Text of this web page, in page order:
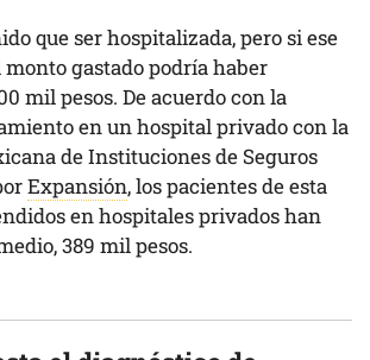
que ser hospitalizada, pero si ese
monto gastado podría haber
mil pesos. De acuerdo con la
en un hospital privado con la
de Instituciones de Seguros
Expansión, los pacientes de esta
en hospitales privados han
389 mil pesos.